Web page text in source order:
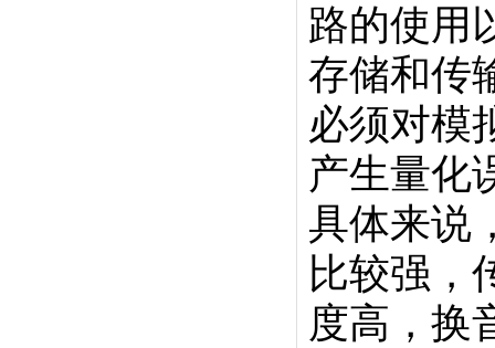
路的使用
存储和传
必须对模
产生量化
具体来说
比较强，
度高，换